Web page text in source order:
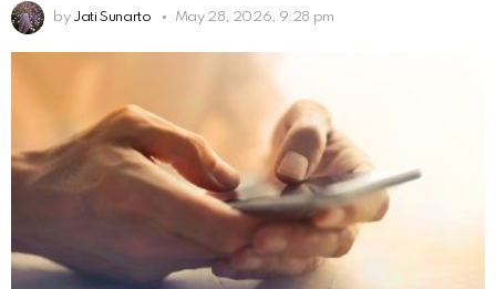
by Jati Sunarto May 28, 2026, 9:28 pm